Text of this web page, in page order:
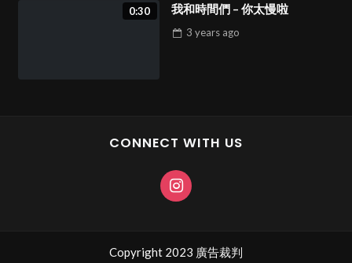
0:30 我和時間們 – 你太慢啦
3 years ago
CONNECT WITH US
Copyright 2023 廣告裁判